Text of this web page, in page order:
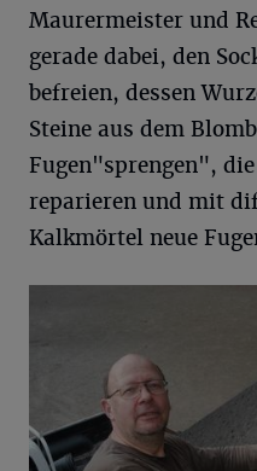
Maurermeister und
gerade dabei, den
befreien, dessen
Steine aus dem
Fugen"sprengen",
reparieren und mit
Kalkmörtel neue